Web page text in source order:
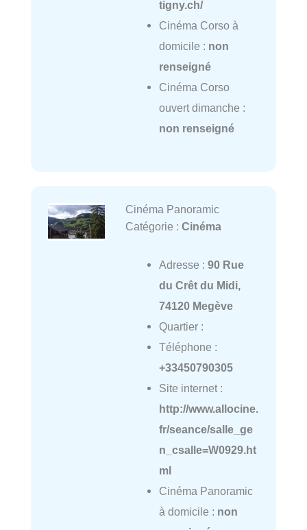
tigny.ch/
Cinéma Corso à
domicile : non
renseigné
Cinéma Corso
ouvert dimanche :
non renseigné
Cinéma Panoramic
Catégorie : Cinéma
Adresse : 90 Rue
du Crêt du Midi,
74120 Megève
Quartier :
Téléphone :
+33450790305
Site internet :
http://www.allocine.
fr/seance/salle_ge
n_csalle=W0929.ht
ml
Cinéma Panoramic
à domicile : non